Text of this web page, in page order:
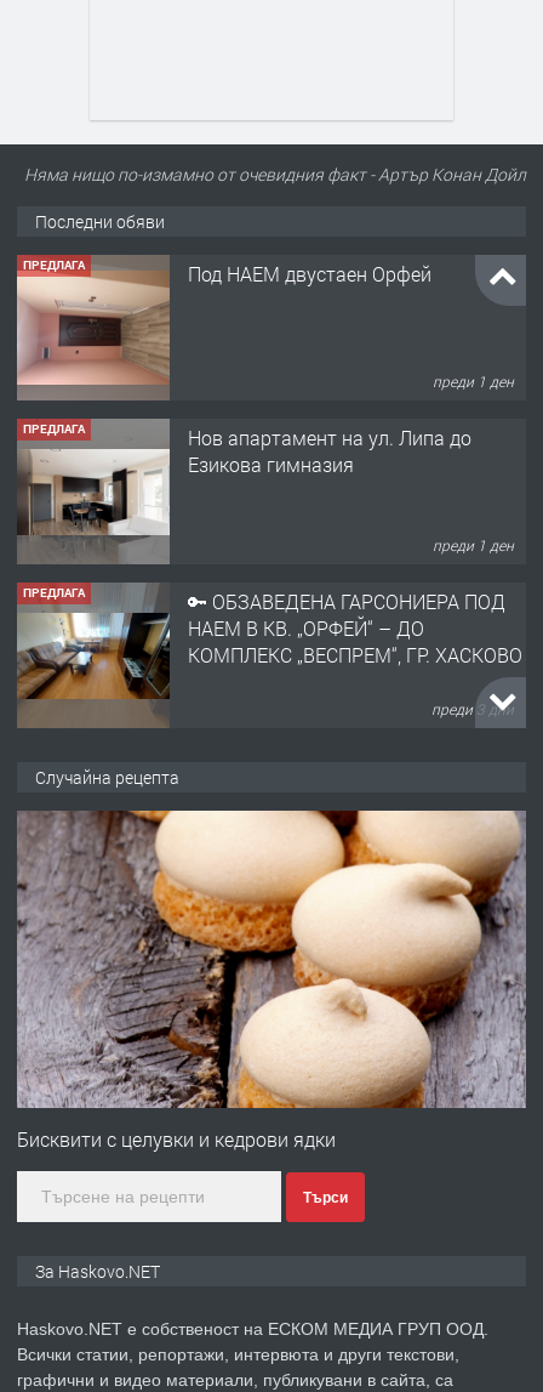
Няма нищо по-измамно от очевидния факт - Артър Конан Дойл
Последни обяви
ПРЕДЛАГА Под НАЕМ двустаен Орфей
преди 1 ден
ПРЕДЛАГА
Нов апартамент на ул. Липа до
Езикова гимназия
преди 1 ден
ПРЕДЛАГА
🔑 ОБЗАВЕДЕНА ГАРСОНИЕРА ПОД
НАЕМ В КВ. „ОРФЕЙ“ – ДО
КОМПЛЕКС „ВЕСПРЕМ“, ГР. ХАСКОВО
преди 3 дни
АПАРТАМЕНТ В ЦЕНТЪРА НА ГР.
преди 3 дни
ПРЕДЛАГА Давам гараж под наем
преди 3 дни
ПРЕДЛАГА
№4120 Магазин/Офис под наем в кв.
градската градина!
преди 4 дни
Случайна рецепта
Бисквити с целувки и кедрови ядки
Търси
За Haskovo.NET
Haskovo.NET е собственост на ЕСКОМ МЕДИА ГРУП ООД.
Всички статии, репортажи, интервюта и други текстови,
графични и видео материали, публикувани в сайта, са